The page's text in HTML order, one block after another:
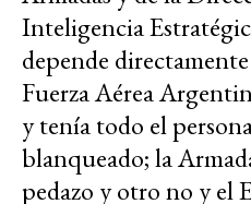
Inteligencia
depende
Fuerza Aérea
y tenía todo el
blanqueado; la
pedazo y otro no y el